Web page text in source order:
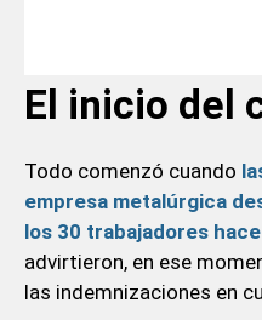
El inicio del
Todo comenzó cuando
empresa metalúrgica
los 30 trabajadores
advirtieron, en ese
las indemnizaciones en